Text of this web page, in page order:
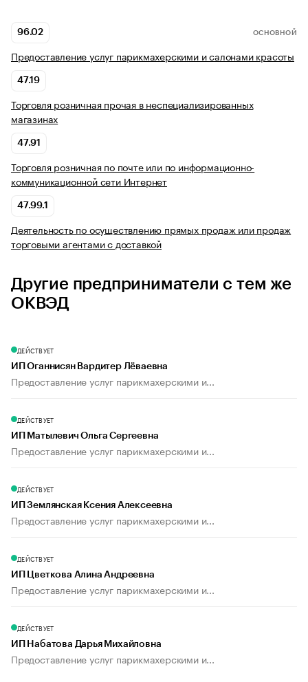
96.02 ОСНОВНОЙ
Предоставление услуг парикмахерскими и салонами красоты
47.19
Торговля розничная прочая в неспециализированных
магазинах
47.91
Торговля розничная по почте или по информационно-
коммуникационной сети Интернет
47.99.1
Деятельность по осуществлению прямых продаж или продаж
торговыми агентами с доставкой
Другие предприниматели с тем же
ОКВЭД
ДЕЙСТВУЕТ
ИП Оганнисян Вардитер Лёваевна
Предоставление услуг парикмахерскими и...
ДЕЙСТВУЕТ
ИП Матылевич Ольга Сергеевна
Предоставление услуг парикмахерскими и...
ДЕЙСТВУЕТ
ИП Землянская Ксения Алексеевна
Предоставление услуг парикмахерскими и...
ДЕЙСТВУЕТ
ИП Цветкова Алина Андреевна
Предоставление услуг парикмахерскими и...
ДЕЙСТВУЕТ
ИП Набатова Дарья Михайловна
Предоставление услуг парикмахерскими и...